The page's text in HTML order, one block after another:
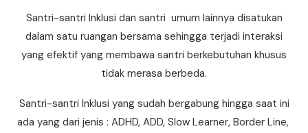
Santri-santri Inklusi dan santri umum lainnya disatukan
dalam satu ruangan bersama sehingga terjadi interaksi
yang efektif yang membawa santri berkebutuhan khusus
tidak merasa berbeda.
Santri-santri Inklusi yang sudah bergabung hingga saat ini
ada yang dari jenis : ADHD, ADD, Slow Learner, Border Line,